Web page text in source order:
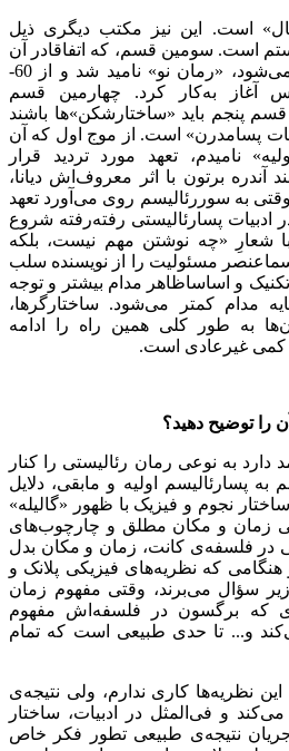
است. این نیز مکتب دیگری ذیل
است. سومین قسم، که اتفاقا‌در آن
موضوع تعهد‌گریزی پررنگ می‌شود، «رمان نو» نامید شد و از 60-
آغاز به‌کار کرد. چهارمین قسم
پنجم باید «ساختارشکن»ها باشند
پسامدرن» است. از موج اول که آن
نامیدم، تعهد مورد تردید قرار
آندره برتون با اثر معروف‌اش دیانا،
به سوررئالیسم روی می‌آورد تعهد
ادبیات پسارئالیستی رفته‌رفته شروع
شعارِ «چه نوشتن مهم نیست، بلکه
مسئولیت را از نویسنده سلب
و اساسا‌ظاهر مدام بیشتر و توجه
مدام کمتر می‌شود. ساختارگرها،
به طور کلی همین راه را ادامه
کمی غیرعادی است.
را توضیح دهید؟
به نوعی رمان رئالیستی را کنار
به پسارئالیسم اولیه و مابقی، دلایل
نجوم و فیزیک با ظهور «گالیله»
زمان و مکان مطلق و چارچوب‌های
در فلسفه‌ی کانت، زمان و مکان بدل
که نظریه‌های فیزیکی پلانک و
سؤال می‌برند، وقتی مفهوم زمان
که برگسون در فلسفه‌اش مفهوم
و... تا حدی طبیعی است که تمام
نظریه‌ها کاری ندارم، ولی نتیجه‌ی
و فی‌المثل در ادبیات، ساختار
جریان نتیجه‌ی طبیعی تطور فکر خاص